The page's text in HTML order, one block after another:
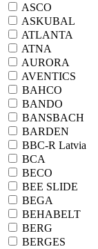
ASCO
ASKUBAL
ATLANTA
ATNA
AURORA
AVENTICS
BAHCO
BANDO
BANSBACH
BARDEN
BBC-R Latvia
BCA
BECO
BEE SLIDE
BEGA
BEHABELT
BERG
BERGES